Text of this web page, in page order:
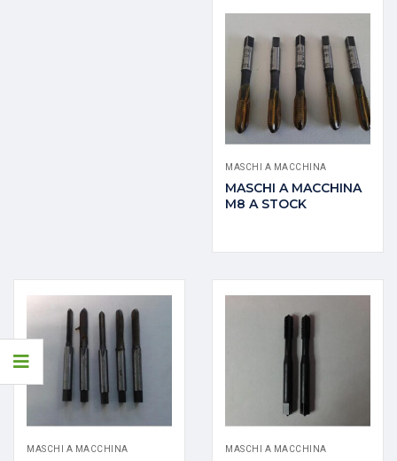
MASCHI A MACCHINA
MASCHI A MACCHINA
M8 A STOCK
MASCHI A MACCHINA MASCHI A MACCHINA